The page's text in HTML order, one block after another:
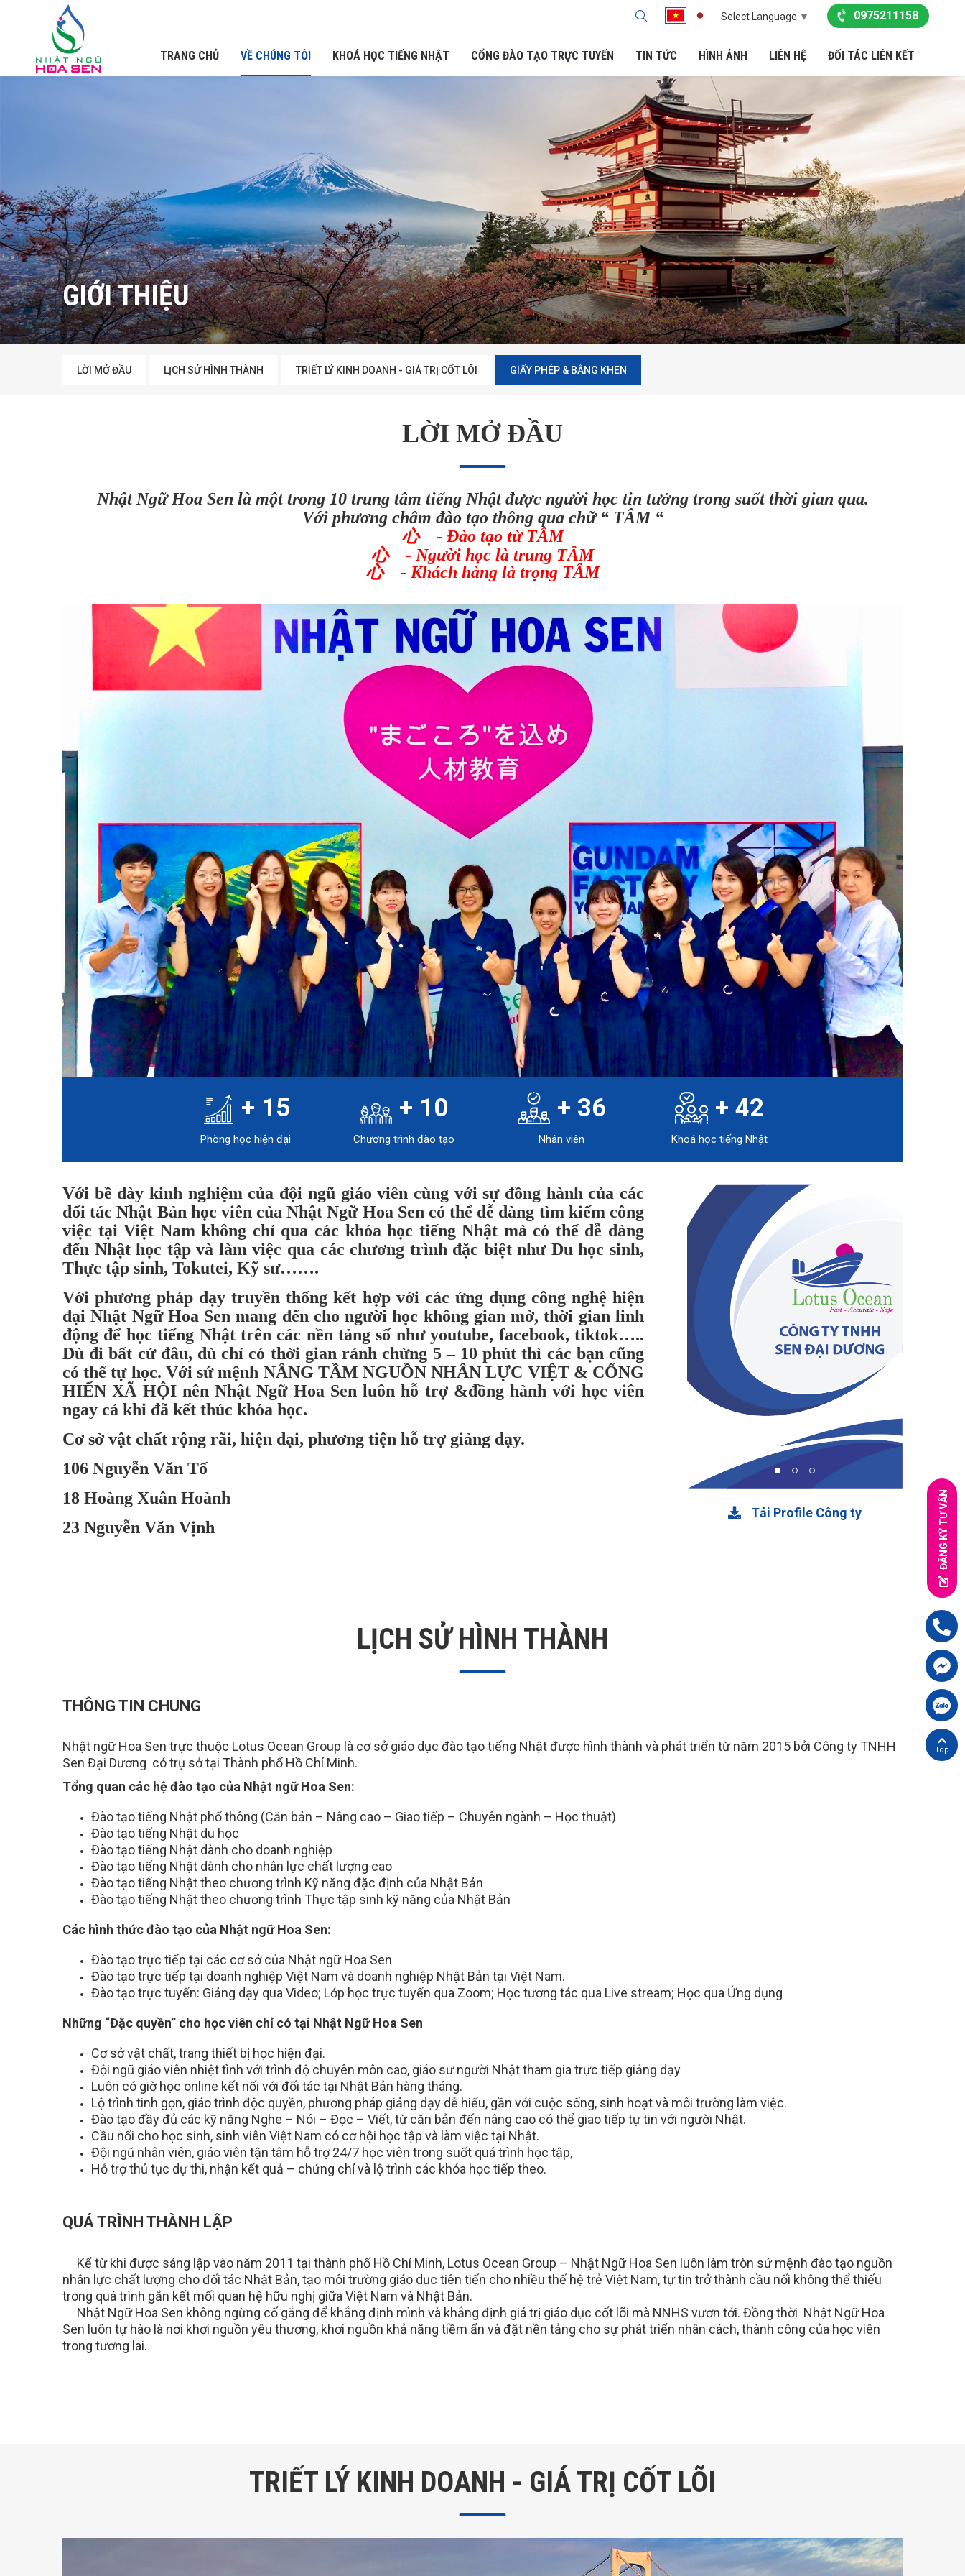
Select Language ▼ 0975211158
TRANG CHỦ VỀ CHÚNG TÔI KHOÁ HỌC TIẾNG NHẬT CỔNG ĐÀO TẠO TRỰC TUYẾN TIN TỨC HÌNH ẢNH LIÊN HỆ ĐỐI TÁC LIÊN KẾT
GIỚI THIỆU
LỜI MỞ ĐẦU LỊCH SỬ HÌNH THÀNH TRIẾT LÝ KINH DOANH - GIÁ TRỊ CỐT LÕI GIẤY PHÉP & BẰNG KHEN
LỜI MỞ ĐẦU
Nhật Ngữ Hoa Sen là một trong 10 trung tâm tiếng Nhật được người học tin tưởng trong suốt thời gian qua.
Với phương châm đào tạo thông qua chữ “ TÂM “
心 ‐ Đào tạo từ TÂM
心 ‐ Người học là trung TÂM
心 ‐ Khách hàng là trọng TÂM
+ 15
Phòng học hiện đại
+ 10
Chương trình đào tạo
+ 36
Nhân viên
+ 42
Khoá học tiếng Nhật
Với bề dày kinh nghiệm của đội ngũ giáo viên cùng với sự đồng hành của các
đối tác Nhật Bản học viên của Nhật Ngữ Hoa Sen có thể dễ dàng tìm kiếm công
việc tại Việt Nam không chỉ qua các khóa học tiếng Nhật mà có thể dễ dàng
đến Nhật học tập và làm việc qua các chương trình đặc biệt như Du học sinh,
Thực tập sinh, Tokutei, Kỹ sư…….
Với phương pháp dạy truyền thống kết hợp với các ứng dụng công nghệ hiện
đại Nhật Ngữ Hoa Sen mang đến cho người học không gian mở, thời gian linh
động để học tiếng Nhật trên các nền tảng số như youtube, facebook, tiktok…..
Dù đi bất cứ đâu, dù chỉ có thời gian rảnh chừng 5 – 10 phút thì các bạn cũng
có thể tự học. Với sứ mệnh NÂNG TẦM NGUỒN NHÂN LỰC VIỆT & CỐNG
HIẾN XÃ HỘInên Nhật Ngữ Hoa Sen luôn hỗ trợ &đồng hành với học viên
ngay cả khi đã kết thúc khóa học.
Cơ sở vật chất rộng rãi, hiện đại, phương tiện hỗ trợ giảng dạy.
106 Nguyễn Văn Tố
18 Hoàng Xuân Hoành
23 Nguyễn Văn Vịnh
Tải Profile Công ty
LỊCH SỬ HÌNH THÀNH
THÔNG TIN CHUNG
Nhật ngữ Hoa Sen trực thuộc Lotus Ocean Group là cơ sở giáo dục đào tạo tiếng Nhật được hình thành và phát triển từ năm 2015 bởi Công ty TNHH
Sen Đại Dương có trụ sở tại Thành phố Hồ Chí Minh.
Tổng quan các hệ đào tạo của Nhật ngữ Hoa Sen:
Đào tạo tiếng Nhật phổ thông (Căn bản – Nâng cao – Giao tiếp – Chuyên ngành – Học thuật)
Đào tạo tiếng Nhật du học
Đào tạo tiếng Nhật dành cho doanh nghiệp
Đào tạo tiếng Nhật dành cho nhân lực chất lượng cao
Đào tạo tiếng Nhật theo chương trình Kỹ năng đặc định của Nhật Bản
Đào tạo tiếng Nhật theo chương trình Thực tập sinh kỹ năng của Nhật Bản
Các hình thức đào tạo của Nhật ngữ Hoa Sen:
Đào tạo trực tiếp tại các cơ sở của Nhật ngữ Hoa Sen
Đào tạo trực tiếp tại doanh nghiệp Việt Nam và doanh nghiệp Nhật Bản tại Việt Nam.
Đào tạo trực tuyến: Giảng dạy qua Video; Lớp học trực tuyến qua Zoom; Học tương tác qua Live stream; Học qua Ứng dụng
Những “Đặc quyền” cho học viên chỉ có tại Nhật Ngữ Hoa Sen
Cơ sở vật chất, trang thiết bị học hiện đại.
Đội ngũ giáo viên nhiệt tình với trình độ chuyên môn cao, giáo sư người Nhật tham gia trực tiếp giảng dạy
Luôn có giờ học online kết nối với đối tác tại Nhật Bản hàng tháng.
Lộ trình tinh gọn, giáo trình độc quyền, phương pháp giảng dạy dễ hiểu, gần với cuộc sống, sinh hoạt và môi trường làm việc.
Đào tạo đầy đủ các kỹ năng Nghe – Nói – Đọc – Viết, từ căn bản đến nâng cao có thể giao tiếp tự tin với người Nhật.
Cầu nối cho học sinh, sinh viên Việt Nam có cơ hội học tập và làm việc tại Nhật.
Đội ngũ nhân viên, giáo viên tận tâm hỗ trợ 24/7 học viên trong suốt quá trình học tập,
Hỗ trợ thủ tục dự thi, nhận kết quả – chứng chỉ và lộ trình các khóa học tiếp theo.
QUÁ TRÌNH THÀNH LẬP
Kể từ khi được sáng lập vào năm 2011 tại thành phố Hồ Chí Minh, Lotus Ocean Group – Nhật Ngữ Hoa Sen luôn làm tròn sứ mệnh đào tạo nguồn
nhân lực chất lượng cho đối tác Nhật Bản, tạo môi trường giáo dục tiên tiến cho nhiều thế hệ trẻ Việt Nam, tự tin trở thành cầu nối không thể thiếu
trong quá trình gắn kết mối quan hệ hữu nghị giữa Việt Nam và Nhật Bản.
Nhật Ngữ Hoa Sen không ngừng cố gắng để khẳng định mình và khẳng định giá trị giáo dục cốt lõi mà NNHS vươn tới. Đồng thời Nhật Ngữ Hoa
Sen luôn tự hào là nơi khơi nguồn yêu thương, khơi nguồn khả năng tiềm ẩn và đặt nền tảng cho sự phát triển nhân cách, thành công của học viên
trong tương lai.
TRIẾT LÝ KINH DOANH - GIÁ TRỊ CỐT LÕI
ĐĂNG KÝ TƯ VẤN
Hotline:
Chát FB
Chát Zalo
Đi lên trên